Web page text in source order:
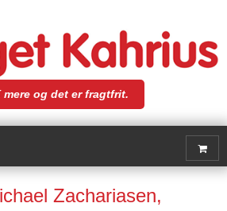
mere og det er fragtfrit.
Zachariasen,